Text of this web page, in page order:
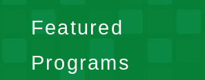
Featured
Programs